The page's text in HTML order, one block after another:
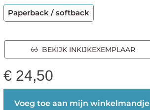
Paperback / softback
BEKIJK INKIJKEXEMPLAAR
€ 24,50
Voeg toe aan mijn winkelmandje